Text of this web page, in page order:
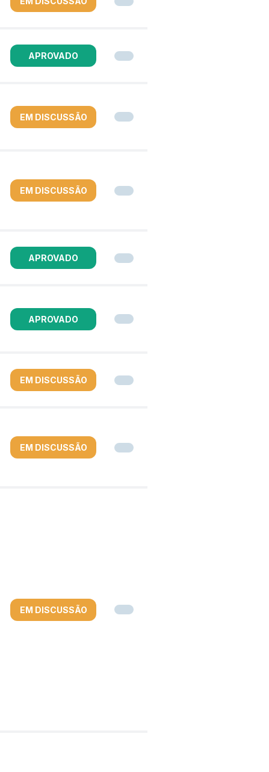
APROVADO
EM DISCUSSÃO
EM DISCUSSÃO
APROVADO
APROVADO
EM DISCUSSÃO
EM DISCUSSÃO
EM DISCUSSÃO